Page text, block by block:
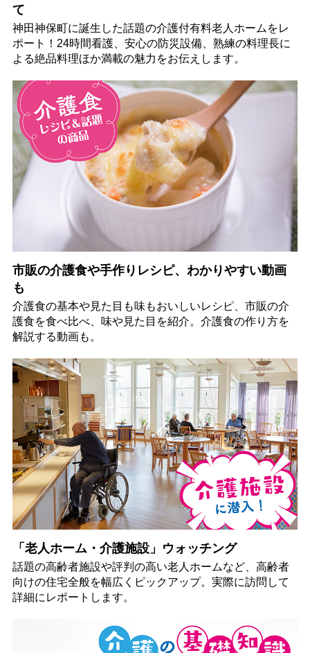
て
神田神保町に誕生した話題の介護付有料老人ホームをレ
ポート！24時間看護、安心の防災設備、熟練の料理長に
よる絶品料理ほか満載の魅力をお伝えします。
市販の介護食や手作りレシピ、わかりやすい動画
も
介護食の基本や見た目も味もおいしいレシピ、市販の介
護食を食べ比べ、味や見た目を紹介。介護食の作り方を
解説する動画も。
「老人ホーム・介護施設」ウォッチング
話題の高齢者施設や評判の高い老人ホームなど、高齢者
向けの住宅全般を幅広くピックアップ。実際に訪問して
詳細にレポートします。